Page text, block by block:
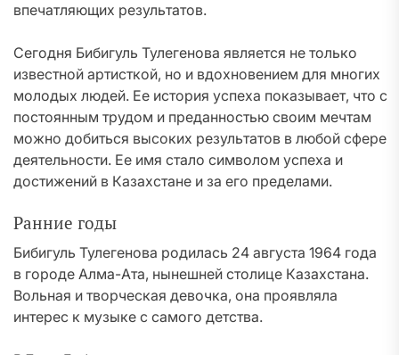
впечатляющих результатов.
Сегодня Бибигуль Тулегенова является не только
известной артисткой, но и вдохновением для многих
молодых людей. Ее история успеха показывает, что с
постоянным трудом и преданностью своим мечтам
можно добиться высоких результатов в любой сфере
деятельности. Ее имя стало символом успеха и
достижений в Казахстане и за его пределами.
Ранние годы
Бибигуль Тулегенова родилась 24 августа 1964 года
в городе Алма-Ата, нынешней столице Казахстана.
Вольная и творческая девочка, она проявляла
интерес к музыке с самого детства.